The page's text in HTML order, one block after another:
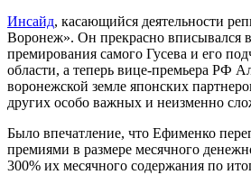
Инсайд, касающийся деятельности
Воронеж». Он прекрасно вписывался
премирования самого Гусева и его
области, а теперь вице-премьера РФ
воронежской земле японских
других особо важных и неизменно
Было впечатление, что Ефименко
премиями в размере месячного
300% их месячного содержания по